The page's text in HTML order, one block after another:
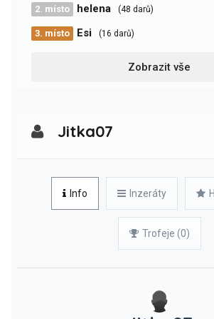
2. místo helena (48 darů)
3. místo Esi (16 darů)
Zobrazit vše
Jitka07
Info Inzeráty
Trofeje (0)